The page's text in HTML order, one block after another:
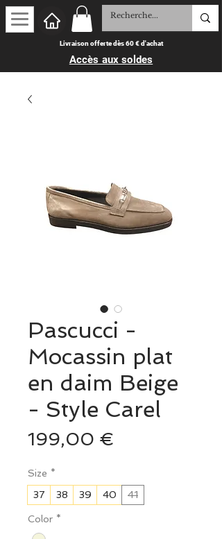
Livraison offerte dès 60 € d'achat
Accès aux soldes
Pascucci -
Mocassin plat
en daim Beige
- Style Carel
199,00 €
Size *
37
38 39 40 41
Color *